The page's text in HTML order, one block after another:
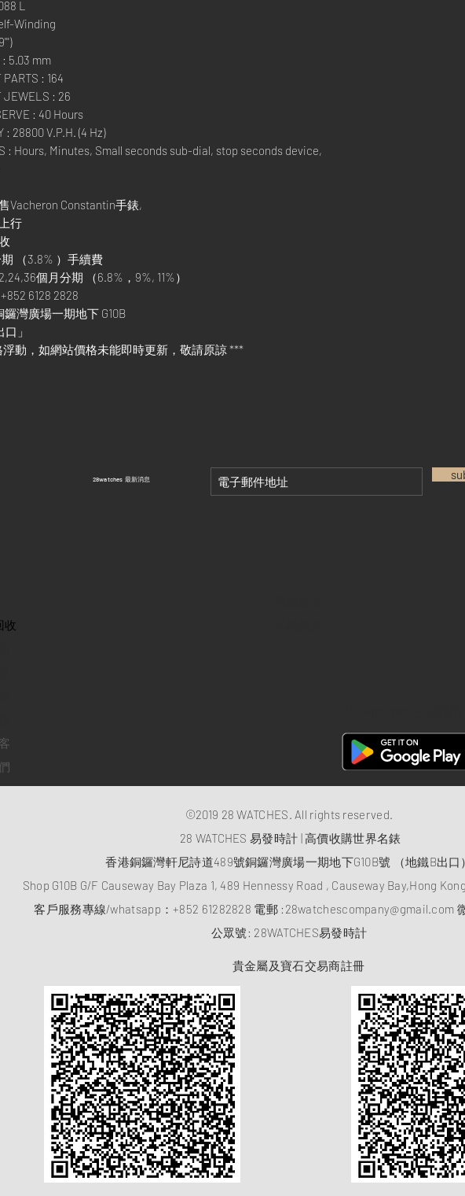
L
Winding
: 5.03 mm
PARTS : 164
JEWELS : 26
: 40 Hours
: 28800 V.P.H. (4 Hz)
: Hours, Minutes, Small seconds sub-dial, stop seconds device,
Vacheron Constantin手錶,
行
期 （3.8% ）手續費
個月分期 （6.8%，9%, 11%）
6128 2828
灣廣場一期地下 G10B
」
動，如網站價格未能即時更新，敬請原諒 ***
​28watches 最新消息
收
©2019 28 WATCHES. All rights reserved.
28 WATCHES 易發時計 | 高價收購世界名錶
香港銅鑼灣軒尼詩道489號銅鑼灣廣場一期地下G10B號 （地鐵B出口）
Shop G10B G/F Causeway Bay Plaza 1, 489 Hennessy Road , Causeway Bay,Hong Kong
客戶服務專線/whatsapp：+852 61282828 電郵 : 28watchescompany@gmail.com
​公眾號: 28WATCHES易發時計
貴金屬及寶石交易商註冊